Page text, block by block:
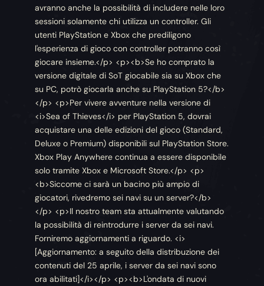
avranno anche la possibilità di includere nelle loro
sessioni solamente chi utilizza un controller. Gli
utenti PlayStation e Xbox che prediligono
l'esperienza di gioco con controller potranno così
giocare insieme.</p> <p><b>Se ho comprato la
versione digitale di SoT giocabile sia su Xbox che
su PC, potrò giocarla anche su PlayStation 5?</b>
</p> <p>Per vivere avventure nella versione di
<i>Sea of Thieves</i> per PlayStation 5, dovrai
acquistare una delle edizioni del gioco (Standard,
Deluxe o Premium) disponibili sul PlayStation Store.
Xbox Play Anywhere continua a essere disponibile
solo tramite Xbox e Microsoft Store.</p> <p>
<b>Siccome ci sarà un bacino più ampio di
giocatori, rivedremo sei navi su un server?</b>
</p> <p>Il nostro team sta attualmente valutando
la possibilità di reintrodurre i server da sei navi.
Forniremo aggiornamenti a riguardo. <i>
[Aggiornamento: a seguito della distribuzione dei
contenuti del 25 aprile, i server da sei navi sono
ora abilitati]</i></p> <p><b>L'ondata di nuovi